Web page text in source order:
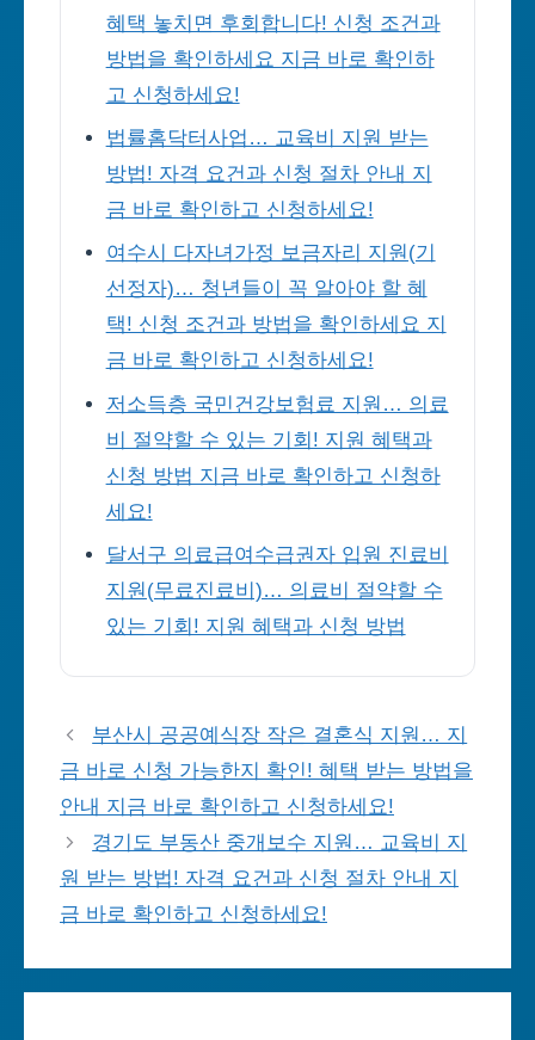
혜택 놓치면 후회합니다! 신청 조건과
방법을 확인하세요 지금 바로 확인하
고 신청하세요!
법률홈닥터사업… 교육비 지원 받는
방법! 자격 요건과 신청 절차 안내 지
금 바로 확인하고 신청하세요!
여수시 다자녀가정 보금자리 지원(기
선정자)… 청년들이 꼭 알아야 할 혜
택! 신청 조건과 방법을 확인하세요 지
금 바로 확인하고 신청하세요!
저소득층 국민건강보험료 지원… 의료
비 절약할 수 있는 기회! 지원 혜택과
신청 방법 지금 바로 확인하고 신청하
세요!
달서구 의료급여수급권자 입원 진료비
지원(무료진료비)… 의료비 절약할 수
있는 기회! 지원 혜택과 신청 방법
부산시 공공예식장 작은 결혼식 지원… 지
금 바로 신청 가능한지 확인! 혜택 받는 방법을
안내 지금 바로 확인하고 신청하세요!
경기도 부동산 중개보수 지원… 교육비 지
원 받는 방법! 자격 요건과 신청 절차 안내 지
금 바로 확인하고 신청하세요!